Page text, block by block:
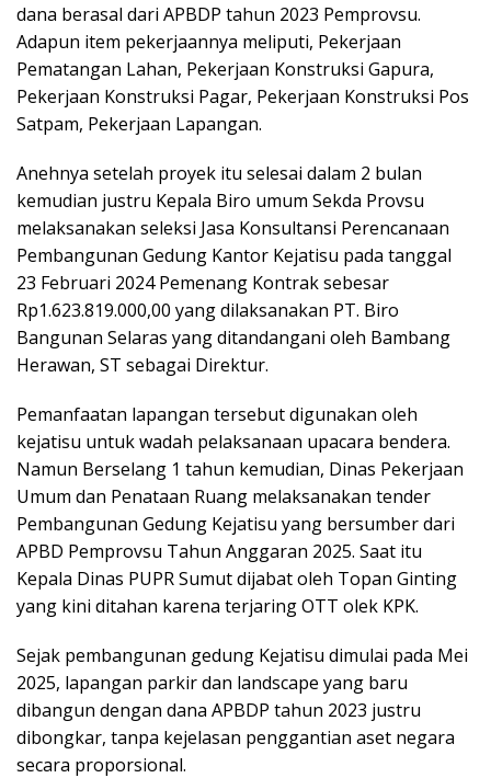
dana berasal dari APBDP tahun 2023 Pemprovsu.
Adapun item pekerjaannya meliputi, Pekerjaan
Pematangan Lahan, Pekerjaan Konstruksi Gapura,
Pekerjaan Konstruksi Pagar, Pekerjaan Konstruksi Pos
Satpam, Pekerjaan Lapangan.
Anehnya setelah proyek itu selesai dalam 2 bulan
kemudian justru Kepala Biro umum Sekda Provsu
melaksanakan seleksi Jasa Konsultansi Perencanaan
Pembangunan Gedung Kantor Kejatisu pada tanggal
23 Februari 2024 Pemenang Kontrak sebesar
Rp1.623.819.000,00 yang dilaksanakan PT. Biro
Bangunan Selaras yang ditandangani oleh Bambang
Herawan, ST sebagai Direktur.
Pemanfaatan lapangan tersebut digunakan oleh
kejatisu untuk wadah pelaksanaan upacara bendera.
Namun Berselang 1 tahun kemudian, Dinas Pekerjaan
Umum dan Penataan Ruang melaksanakan tender
Pembangunan Gedung Kejatisu yang bersumber dari
APBD Pemprovsu Tahun Anggaran 2025. Saat itu
Kepala Dinas PUPR Sumut dijabat oleh Topan Ginting
yang kini ditahan karena terjaring OTT olek KPK.
Sejak pembangunan gedung Kejatisu dimulai pada Mei
2025, lapangan parkir dan landscape yang baru
dibangun dengan dana APBDP tahun 2023 justru
dibongkar, tanpa kejelasan penggantian aset negara
secara proporsional.